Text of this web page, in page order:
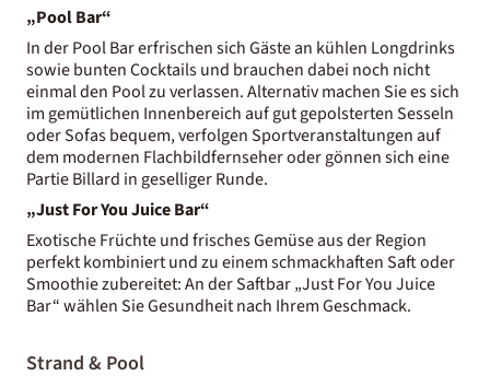
„Pool Bar“
In der Pool Bar erfrischen sich Gäste an kühlen Longdrinks
sowie bunten Cocktails und brauchen dabei noch nicht
einmal den Pool zu verlassen. Alternativ machen Sie es sich
im gemütlichen Innenbereich auf gut gepolsterten Sesseln
oder Sofas bequem, verfolgen Sportveranstaltungen auf
dem modernen Flachbildfernseher oder gönnen sich eine
Partie Billard in geselliger Runde.
„Just For You Juice Bar“
Exotische Früchte und frisches Gemüse aus der Region
perfekt kombiniert und zu einem schmackhaften Saft oder
Smoothie zubereitet: An der Saftbar „Just For You Juice
Bar“ wählen Sie Gesundheit nach Ihrem Geschmack.
Strand & Pool